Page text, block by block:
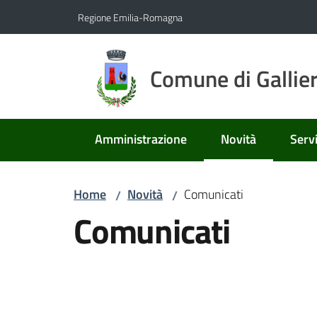
Regione Emilia-Romagna
Comune di
Amministrazione Novità
Menu selezionato
Home / Novità / Comunicati
Comunicati